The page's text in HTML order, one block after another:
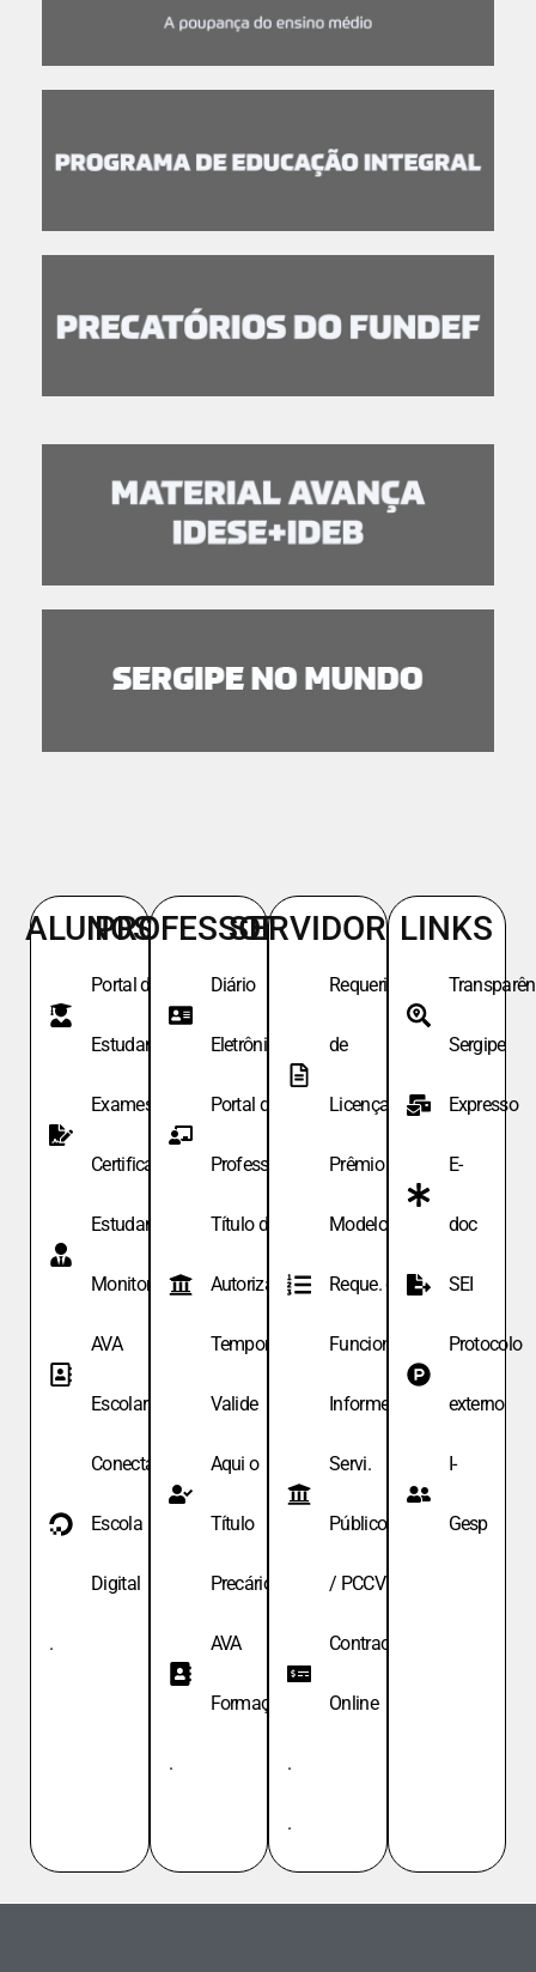
ALUNOS
Portal do
Estudante
Exames de
Certificação
Estudante
Monitor
AVA
Escolar
Conecta
Escola
Digital
.
PROFESSORES
Diário
Eletrônico
Portal do
Professor
Título de
Autoriza.
Temporária
Valide
Aqui o
Título
Precário
AVA
Formação
.
SERVIDORES
Requeri.
de
Licença
Prêmio
Modelo de
Reque. de
Funcionário
Informe
Servi.
Públicos
/ PCCV
Contracheque
Online
.
.
LINKS
Sergipe
Expresso
E-
doc
SEI
Protocolo
externo
I-
Gesp